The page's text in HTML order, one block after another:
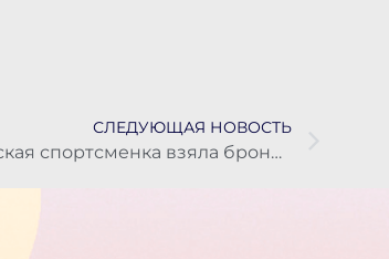
СЛЕДУЮЩАЯ НОВОСТЬ
Камчатская спортсменка взяла бронзу на международных соревнованиях по айкидо